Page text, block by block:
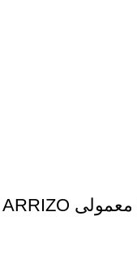
آبگیر زیر سپر جلو چری آریزو 6 معمولی ARRIZO